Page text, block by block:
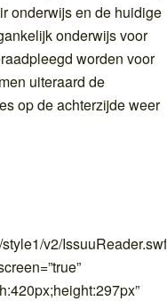
onderwijs en de huidige
onderwijs voor
worden voor
uiteraard de
op de achterzijde weer
v2/IssuuReader.swf”